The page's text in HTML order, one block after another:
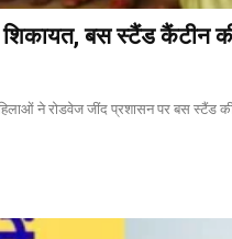
बस स्टैंड कैंटीन
ने रोडवेज जींद प्रशासन पर बस स्टैंड